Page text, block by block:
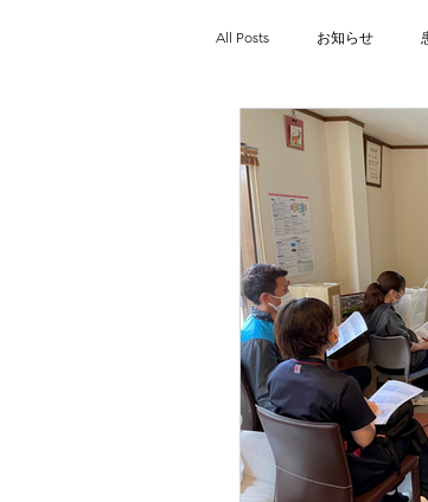
All Posts お知らせ